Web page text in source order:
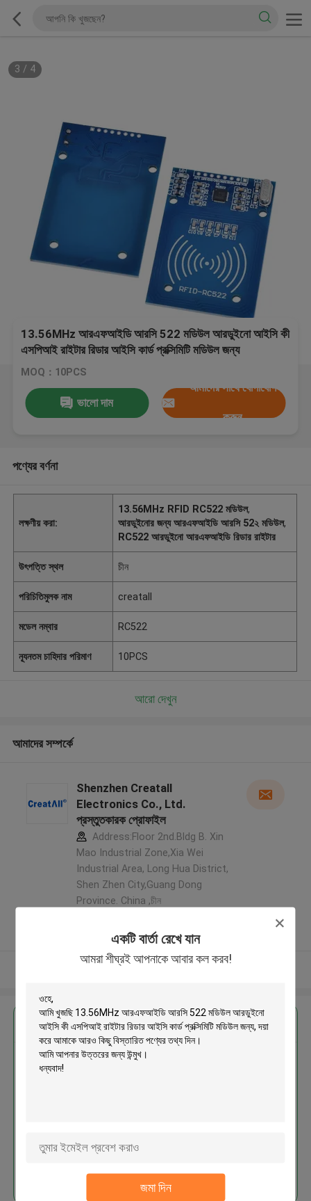
একটি বার্তা রেখে যান
আমরা শীঘ্রই আপনাকে আবার কল করব!
জমা দিন
3 / 4
13.56MHz আরএফআইডি আরসি 522 মডিউল আরডুইনো আইসি কী
এসপিআই রাইটার রিডার আইসি কার্ড প্রক্সিমিটি মডিউল জন্য
MOQ：10PCS
ভালো দাম
আমাদের সাথে যোগাযোগ
করুন
পণ্যের বর্ণনা
লক্ষণীয় করা:
13.56MHz RFID RC522 মডিউল,
আরডুইনোর জন্য আরএফআইডি আরসি 52২ মডিউল,
RC522 আরডুইনো আরএফআইডি রিডার রাইটার
উৎপত্তি স্থল চীন
পরিচিতিমুলক নাম creatall
মডেল নম্বার RC522
ন্যূনতম চাহিদার পরিমাণ 10PCS
আরো দেখুন
আমাদের সম্পর্কে
Shenzhen Creatall
Electronics Co., Ltd.
প্রস্তুতকারক প্রোফাইল
Address:Floor 2nd.Bldg B. Xin
Mao Industrial Zone,Xia Wei
Industrial Area, Long Hua District,
Shen Zhen City,Guang Dong
Province. China ,চীন
যাচাইকৃত সরবরাহকারী
এর সেরা মূল্য পান
13.56MHz আরএফআইডি আরসি 522